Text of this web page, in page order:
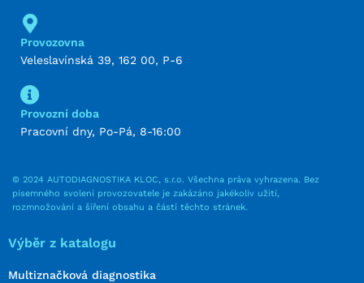
Provozovna
Veleslavínská 39, 162 00, P-6
Provozní doba
Pracovní dny, Po-Pá, 8-16:00
© 2024 AUTODIAGNOSTIKA KLOC, s.r.o. Všechna práva vyhrazena. Bez
písemného svolení provozovatele je zakázáno jakékoliv užití,
rozmnožování a šíření obsahu a částí těchto stránek.
Výběr z katalogu
Multiznačková diagnostika